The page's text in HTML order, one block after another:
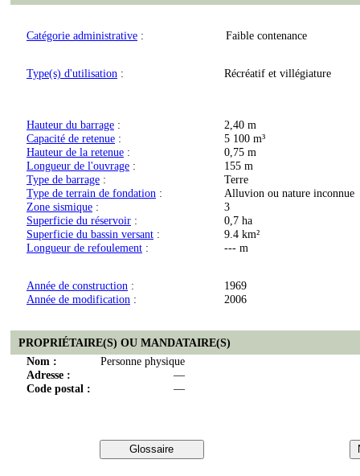
Catégorie administrative : Faible contenance
Type(s) d'utilisation : Récréatif et villégiature
Hauteur du barrage :
2,40 m
Capacité de retenue :
5 100 m³
Hauteur de la retenue :
0,75 m
Longueur de l'ouvrage :
155 m
Type de barrage :
Terre
Type de terrain de fondation :
Alluvion ou nature inconnue
Zone sismique :
3
Superficie du réservoir :
0,7 ha
Superficie du bassin versant :
9.4 km²
Longueur de refoulement : --- m
Année de construction :
1969
Année de modification : 2006
PROPRIÉTAIRE(S) OU MANDATAIRE(S)
Nom :
Personne physique
Adresse :
—
Code postal :
—